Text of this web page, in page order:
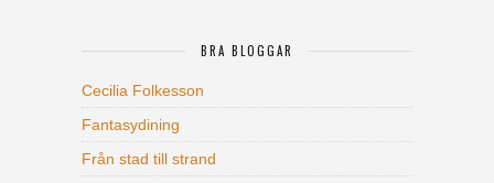
BRA BLOGGAR
Cecilia Folkesson
Fantasydining
Från stad till strand